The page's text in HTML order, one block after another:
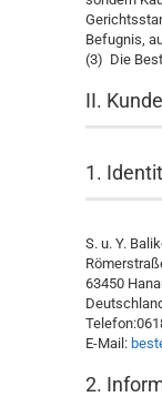
Befugnis,
(3) Die
II.
1.
S. u. Y.
63450
E-Mail:
2.